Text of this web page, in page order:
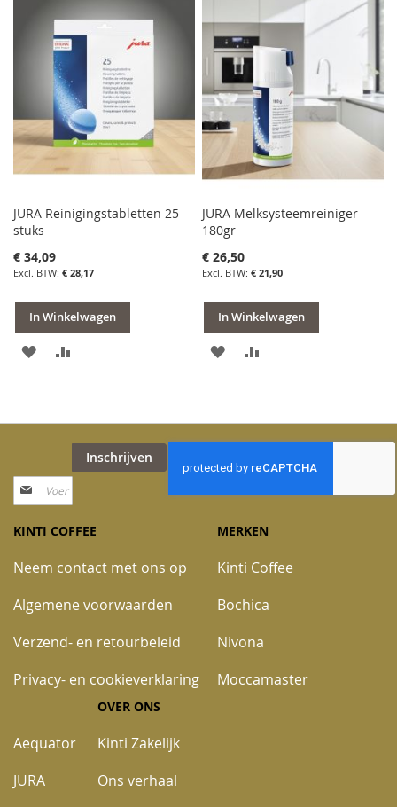
AAN
VERLANGLIJST
TE
VERGELIJKEN
VERLANGLIJST
VERGELIJKEN
JURA Reinigingstabletten 25
stuks
€ 34,09
€ 28,17
In Winkelwagen
VOEG
VERLANGLIJST
VERGELIJKEN
JURA Melksysteemreiniger
180gr
€ 26,50
€ 21,90
In Winkelwagen
VOEG
VERLANGLIJST
VERGELIJKEN
Abonneer
u
onze
Inschrijven
KINTI COFFEE
Neem contact met ons op
Algemene voorwaarden
Verzend- en retourbeleid
Privacy- en cookieverklaring
MERKEN
Kinti Coffee
Bochica
Nivona
Moccamaster
Aequator
JURA
OVER ONS
Kinti Zakelijk
Ons verhaal